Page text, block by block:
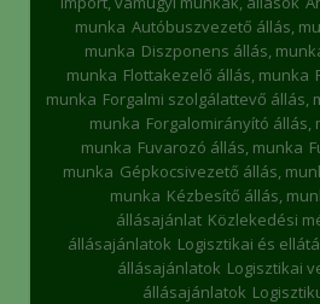
munka Autóbuszvezető állás,
munka Diszponens állás,
munka Flottakezelő állás, munka
munka Forgalmi szolgálattevő állás,
munka Forgalomirányító állás,
munka Fuvarozó állás, munka
munka Gépkocsivezető állás,
munka Kézbesítő állás,
állásajánlat Közlekedési
állásajánlatok Logisztikai és
állásajánlatok Logisztikai
állásajánlatok